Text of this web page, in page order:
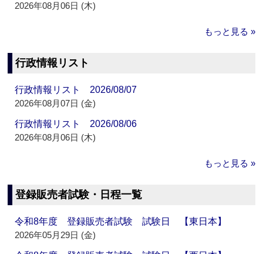
2026年08月06日 (木)
もっと見る »
行政情報リスト
行政情報リスト 2026/08/07
2026年08月07日 (金)
行政情報リスト 2026/08/06
2026年08月06日 (木)
もっと見る »
登録販売者試験・日程一覧
令和8年度 登録販売者試験 試験日 【東日本】
2026年05月29日 (金)